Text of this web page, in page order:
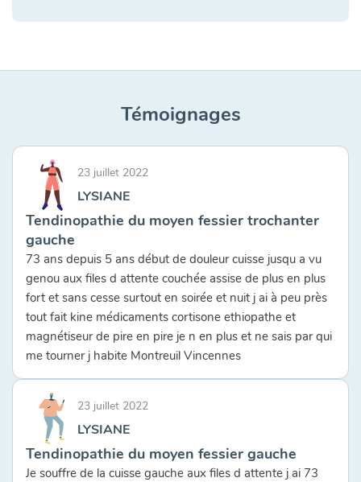
Témoignages
23 juillet 2022
LYSIANE
Tendinopathie du moyen fessier trochanter
gauche
73 ans depuis 5 ans début de douleur cuisse jusqu a vu
genou aux files d attente couchée assise de plus en plus
fort et sans cesse surtout en soirée et nuit j ai à peu près
tout fait kine médicaments cortisone ethiopathe et
magnétiseur de pire en pire je n en plus et ne sais par qui
me tourner j habite Montreuil Vincennes
23 juillet 2022
LYSIANE
Tendinopathie du moyen fessier gauche
Je souffre de la cuisse gauche aux files d attente j ai 73